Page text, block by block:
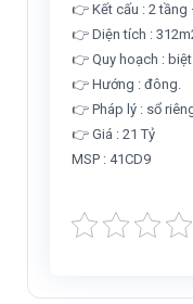
👉 Kết cấu : 2 tầng
👉 Diện tích :
👉 Quy hoạch :
👉 Hướng : đông.
👉 Pháp lý : sổ
👉 Giá : 21 Tỷ
MSP : 41CD9